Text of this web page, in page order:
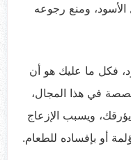
الأسود، ومنع رجوعه
فكل ما عليك هو أن
في هذا المجال،
ويسبب الإزعاج
أو بإفساده للطعام.